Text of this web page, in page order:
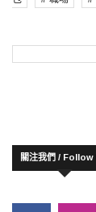
關注我們 / Follow